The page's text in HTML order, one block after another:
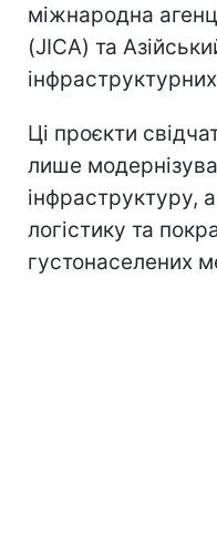
міжнародна
(JICA) та
Ці проєкти
лише
інфраструктуру,
логістику та
густонаселених